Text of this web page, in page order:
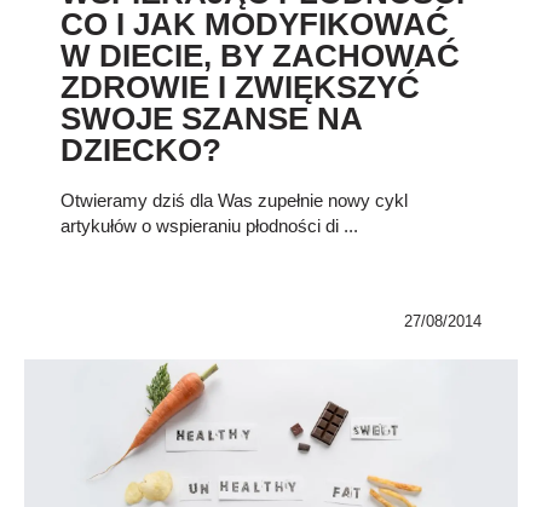
CO I JAK MODYFIKOWAĆ
W DIECIE, BY ZACHOWAĆ
ZDROWIE I ZWIĘKSZYĆ
SWOJE SZANSE NA
DZIECKO?
Otwieramy dziś dla Was zupełnie nowy cykl
artykułów o wspieraniu płodności di ...
27/08/2014